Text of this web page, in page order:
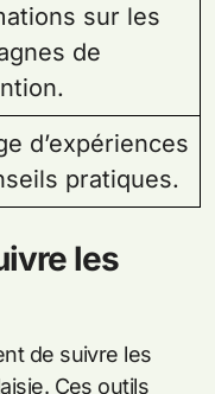
sur les
de
d’expériences
pratiques.
les
de suivre les
Ces outils